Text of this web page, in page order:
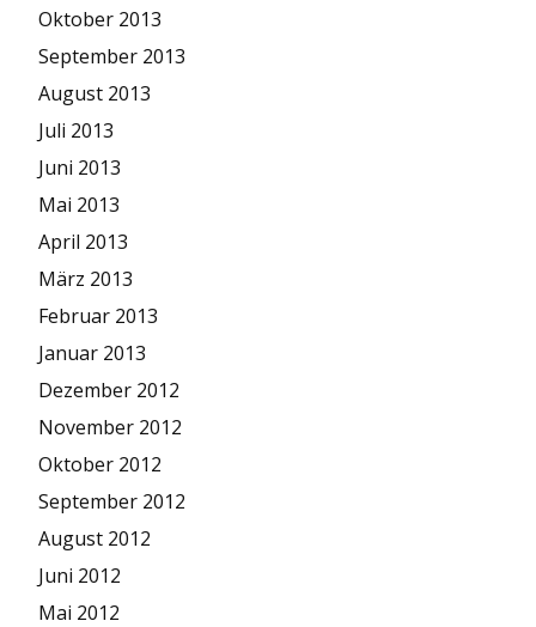
Oktober 2013
September 2013
August 2013
Juli 2013
Juni 2013
Mai 2013
April 2013
März 2013
Februar 2013
Januar 2013
Dezember 2012
November 2012
Oktober 2012
September 2012
August 2012
Juni 2012
Mai 2012